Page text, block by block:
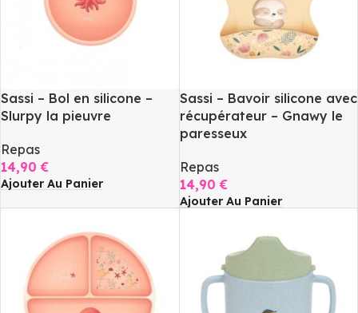
Sassi – Bol en silicone –
Slurpy la pieuvre
Repas
14,90€
Ajouter Au Panier
Sassi – Bavoir silicone avec
récupérateur – Gnawy le
paresseux
Repas
14,90€
Ajouter Au Panier